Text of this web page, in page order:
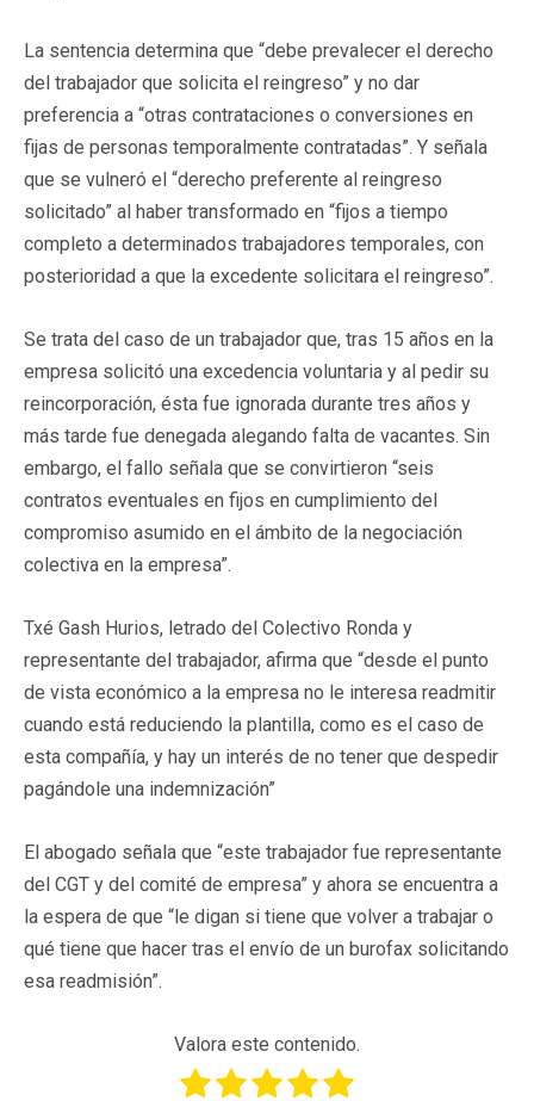
La sentencia determina que “debe prevalecer el derecho
del trabajador que solicita el reingreso” y no dar
preferencia a “otras contrataciones o conversiones en
fijas de personas temporalmente contratadas”. Y señala
que se vulneró el “derecho preferente al reingreso
solicitado” al haber transformado en “fijos a tiempo
completo a determinados trabajadores temporales, con
posterioridad a que la excedente solicitara el reingreso”.
Se trata del caso de un trabajador que, tras 15 años en la
empresa solicitó una excedencia voluntaria y al pedir su
reincorporación, ésta fue ignorada durante tres años y
más tarde fue denegada alegando falta de vacantes. Sin
embargo, el fallo señala que se convirtieron “seis
contratos eventuales en fijos en cumplimiento del
compromiso asumido en el ámbito de la negociación
colectiva en la empresa”.
Txé Gash Hurios, letrado del Colectivo Ronda y
representante del trabajador, afirma que “desde el punto
de vista económico a la empresa no le interesa readmitir
cuando está reduciendo la plantilla, como es el caso de
esta compañía, y hay un interés de no tener que despedir
pagándole una indemnización”
El abogado señala que “este trabajador fue representante
del CGT y del comité de empresa” y ahora se encuentra a
la espera de que “le digan si tiene que volver a trabajar o
qué tiene que hacer tras el envío de un burofax solicitando
esa readmisión”.
Valora este contenido.